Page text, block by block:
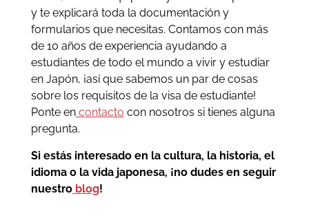
y te explicará toda la documentación y
formularios que necesitas. Contamos con más
de 10 años de experiencia ayudando a
estudiantes de todo el mundo a vivir y estudiar
en Japón, ¡así que sabemos un par de cosas
sobre los requisitos de la visa de estudiante!
Ponte en contacto con nosotros si tienes alguna
pregunta.
Si estás interesado en la cultura, la historia, el
idioma o la vida japonesa, ¡no dudes en seguir
nuestro blog!